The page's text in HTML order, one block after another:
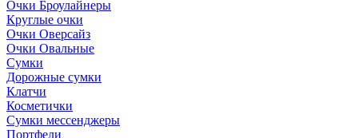
Очки Броулайнеры
Круглые очки
Очки Оверсайз
Очки Овальные
Сумки
Дорожные сумки
Клатчи
Косметички
Сумки мессенджеры
Портфели